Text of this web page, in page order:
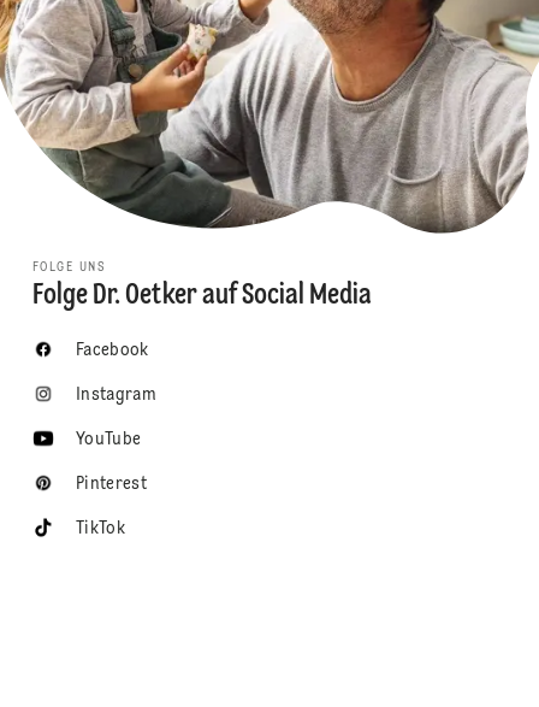
FOLGE UNS
Folge Dr. Oetker auf Social Media
Facebook
Instagram
YouTube
Pinterest
TikTok